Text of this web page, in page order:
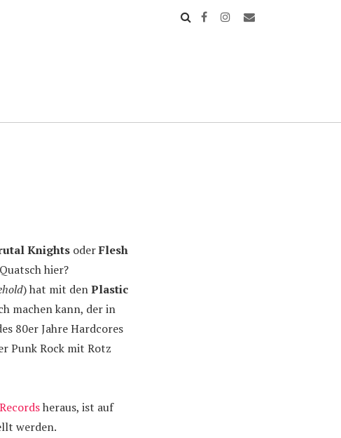
Knights oderFlesh
hier?
) hat mit denPlastic
machen kann, der in
80er Jahre Hardcores
Punk Rock mit Rotz
heraus, ist auf
werden.